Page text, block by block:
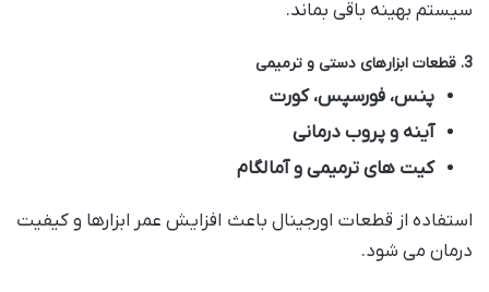
سیستم بهینه باقی بماند.
3. قطعات ابزارهای دستی و ترمیمی
پنس، فورسپس، کورت
آینه و پروب درمانی
کیت های ترمیمی و آمالگام
استفاده از قطعات اورجینال باعث افزایش عمر ابزارها و کیفیت
درمان می شود.